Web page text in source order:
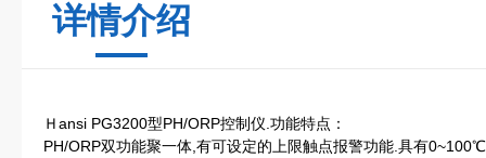
详情介绍
Ｈansi PG3200型PH/ORP控制仪.功能特点：
PH/ORP双功能聚一体,有可设定的上限触点报警功能.具有